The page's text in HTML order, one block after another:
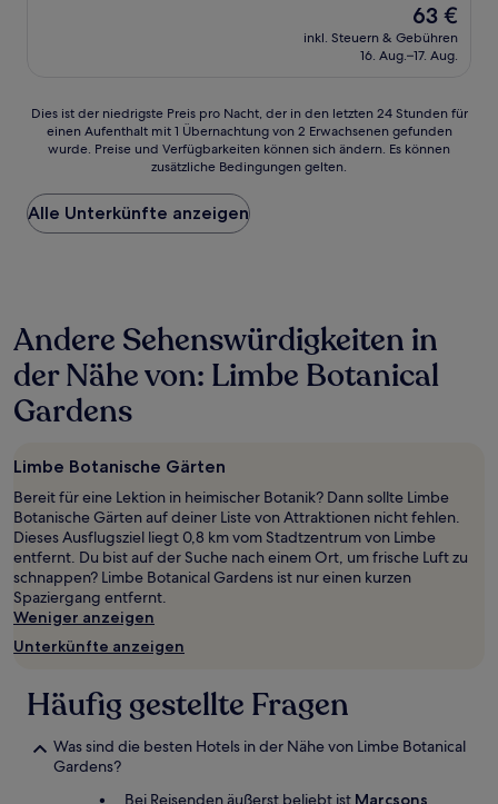
Der
Preis
beträgt
63 €
inkl. Steuern & Gebühren
16. Aug.–17. Aug.
Dies
der
Preis
pro
Nacht,
24 Stunden
für
einen
Aufenthalt
mit
2 Erwachsenen
gefunden
wurde.
Preise
und
Verfügbarkeiten
können
sich
Es
zusätzliche
Bedingungen
Dies ist der niedrigste Preis pro Nacht, der in den letzten 24 Stunden für
einen Aufenthalt mit 1 Übernachtung von 2 Erwachsenen gefunden
wurde. Preise und Verfügbarkeiten können sich ändern. Es können
zusätzliche Bedingungen gelten.
Alle Unterkünfte anzeigen
Andere Sehenswürdigkeiten in
der Nähe von: Limbe Botanical
Gardens
Limbe Botanische Gärten
Bereit für eine Lektion in heimischer Botanik? Dann sollte Limbe
Botanische Gärten auf deiner Liste von Attraktionen nicht fehlen.
Dieses Ausflugsziel liegt 0,8 km vom Stadtzentrum von Limbe
entfernt. Du bist auf der Suche nach einem Ort, um frische Luft zu
schnappen? Limbe Botanical Gardens ist nur einen kurzen
Spaziergang entfernt.
Weniger anzeigen
Unterkünfte anzeigen
Häufig gestellte Fragen
Was sind die besten Hotels in der Nähe von Limbe Botanical
Gardens?
Bei Reisenden äußerst beliebt ist Marcsons